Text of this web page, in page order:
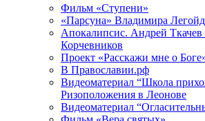
Фильм «Ступени»
«Парсуна» Владимира
Апокалипсис. Андрей Ткачев
Корчевников
Проект «Расскажи мне о
В Православии.рф
Видеоматериал “Школа
Ризоположения в Леонове
Видеоматериал